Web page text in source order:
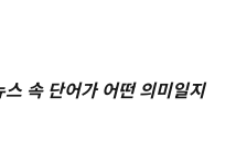
속 단어가 어떤 의미일지